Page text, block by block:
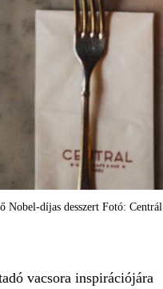
Nobel-díjas desszert Fotó: Centrál
vacsora inspirációjára